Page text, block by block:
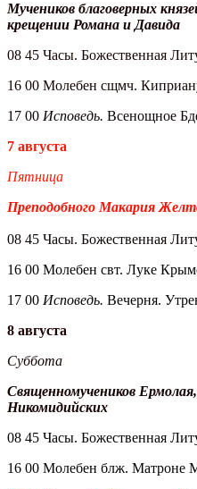
Мучеников благоверных
крещении Романа и Давида
08 45 Часы. Божественная
16 00 Молебен сщмч.
17 00 Исповедь. Всенощное
7 августа
Пятница
Преподобного Макария
08 45 Часы. Божественная
16 00 Молебен свт. Луке
17 00 Исповедь. Вечерня.
8 августа
Суббота
Священномучеников
Никомидийских
08 45 Часы. Божественная
16 00 Молебен блж. Матроне